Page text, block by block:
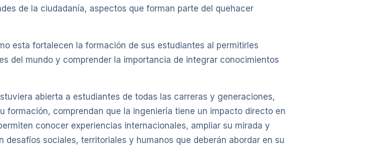
de la ciudadanía, aspectos que forman parte del quehacer
esta fortalecen la formación de sus estudiantes al permitirles
del mundo y comprender la importancia de integrar conocimientos
abierta a estudiantes de todas las carreras y generaciones,
formación, comprendan que la ingeniería tiene un impacto directo en
conocer experiencias internacionales, ampliar su mirada y
sociales, territoriales y humanos que deberán abordar en su